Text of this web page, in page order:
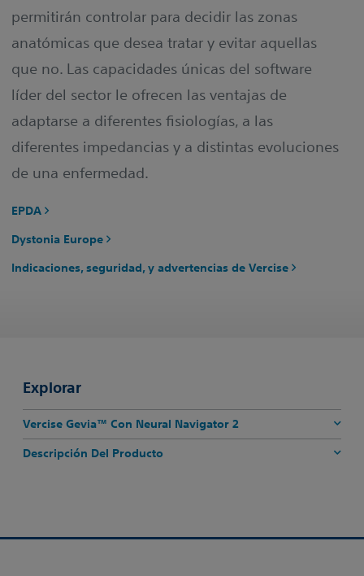
permitirán controlar para decidir las zonas
anatómicas que desea tratar y evitar aquellas
que no. Las capacidades únicas del software
líder del sector le ofrecen las ventajas de
adaptarse a diferentes fisiologías, a las
diferentes impedancias y a distintas evoluciones
de una enfermedad.
EPDA
Dystonia Europe
Indicaciones, seguridad, y advertencias de Vercise
Explorar
Vercise Gevia™ Con Neural Navigator 2
Descripción Del Producto